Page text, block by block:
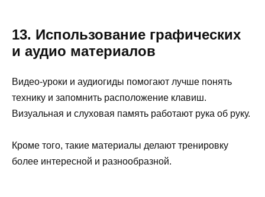
13. Использование графических
и аудио материалов
Видео-уроки и аудиогиды помогают лучше понять
технику и запомнить расположение клавиш.
Визуальная и слуховая память работают рука об руку.
Кроме того, такие материалы делают тренировку
более интересной и разнообразной.